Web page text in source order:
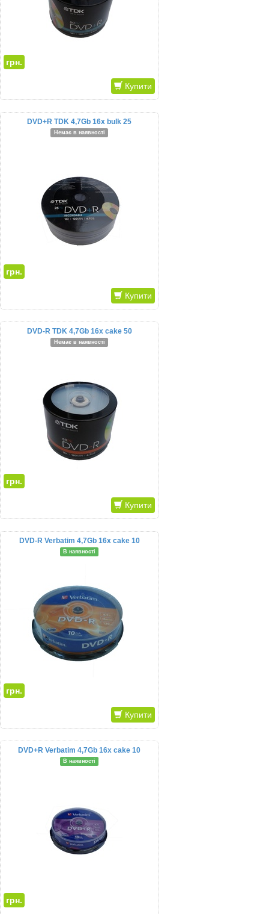
грн.
Купити
DVD+R TDK 4,7Gb 16x bulk 25
Немає в наявності
грн.
Купити
DVD-R TDK 4,7Gb 16x cake 50
Немає в наявності
грн.
Купити
DVD-R Verbatim 4,7Gb 16x cake 10
В наявності
грн.
Купити
DVD+R Verbatim 4,7Gb 16x cake 10
В наявності
грн.